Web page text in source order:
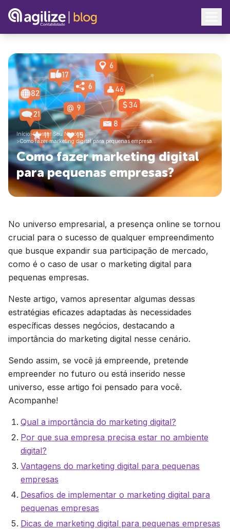
Início>Crescer Seu Negócio
>Como fazer marketing digital para pequenas empresa…
Como fazer marketing digital
para pequenas empresas?
No universo empresarial, a presença online se tornou
crucial para o sucesso de qualquer empreendimento
que busque expandir sua participação de mercado,
como é o caso de usar o marketing digital para
pequenas empresas.
Neste artigo, vamos apresentar algumas dessas
estratégias eficazes adaptadas às necessidades
específicas desses negócios, destacando a
importância do marketing digital nesse cenário.
Sendo assim, se você já empreende, pretende
empreender no futuro ou está inserido nesse
universo, esse artigo foi pensado para você.
Acompanhe!
Qual a importância do marketing digital?
Por que sua empresa precisa estar no ambiente
digital?
Vantagens do marketing digital para pequenas
empresas
Desafios de implementar o marketing digital para
pequenas empresas
Dicas de marketing digital para pequenas empresas